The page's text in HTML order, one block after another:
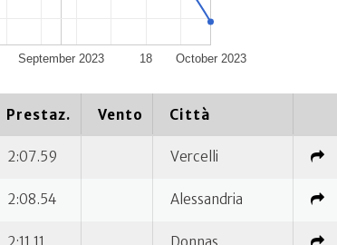
September 2023 October 2023
18
Prestaz. Vento Città
2:07.59 Vercelli
2:08.54 Alessandria